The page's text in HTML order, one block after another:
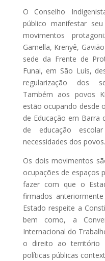
O Conselho
público manifestar
movimentos
Gamella, Krenyê,
sede da Frente de
Funai, em São Luís,
regularização dos
Também aos povos
estão ocupando desde
de Educação em Barra
de educação
necessidades dos povos.
Os dois movimentos
ocupações de espaços
fazer com que o
firmados
Estado respeite a
bem como, a
Internacional do
o direito ao território
políticas públicas